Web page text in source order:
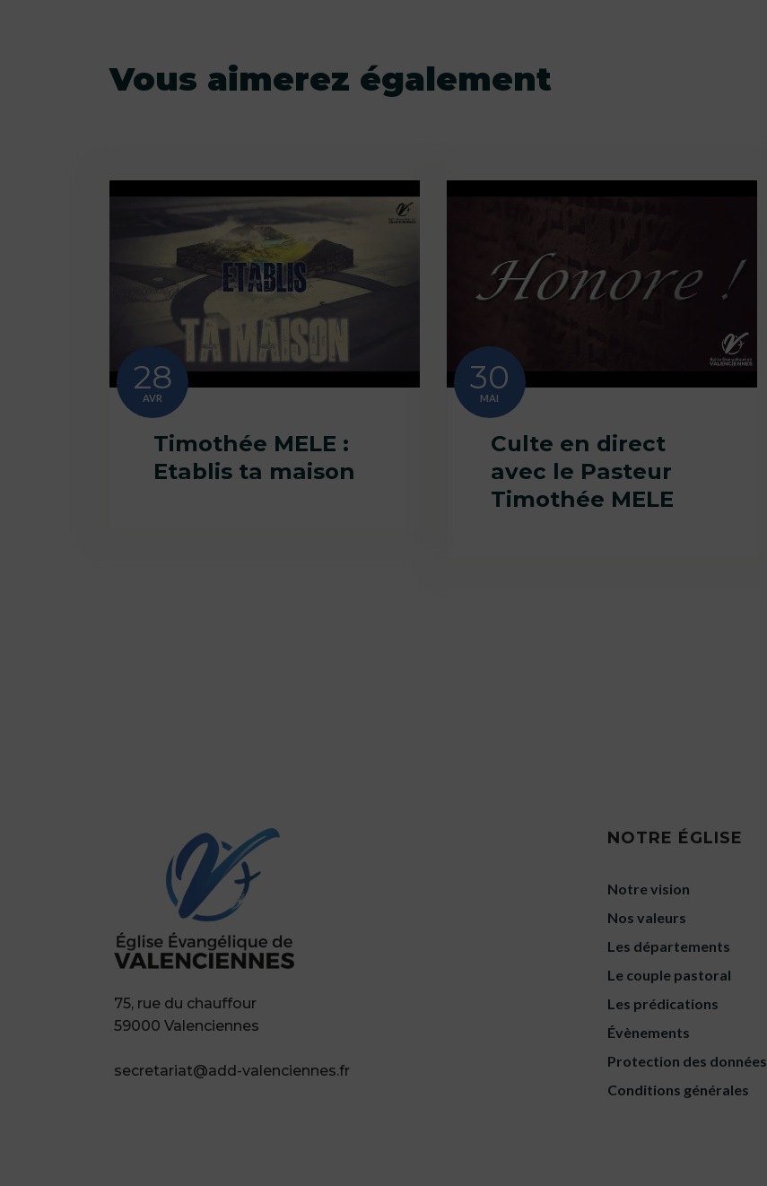
Vous aimerez également
28
AVR
Timothée MELE :
Etablis ta maison
30
MAI
Culte en direct
avec le Pasteur
Timothée MELE
75, rue du chauffour
59000 Valenciennes
secretariat@add-valenciennes.fr
NOTRE ÉGLISE
Notre vision
Nos valeurs
Les départements
Le couple pastoral
Les prédications
Évènements
Protection des données
Conditions générales